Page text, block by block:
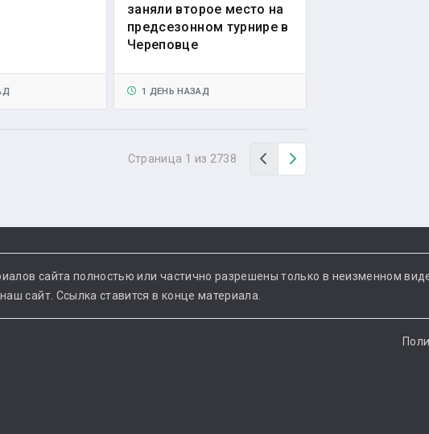
заняли второе место на
предсезонном турнире в
Череповце
1 ДЕНЬ НАЗАД
Страница 1 из 2738 НазадВперед
сайта полностью или частично разрешены только в неизменном
сайт. Ссылка ставится в конце материала.